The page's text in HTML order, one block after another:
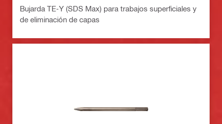
Bujarda TE-Y (SDS Max) para trabajos superficiales y
de eliminación de capas